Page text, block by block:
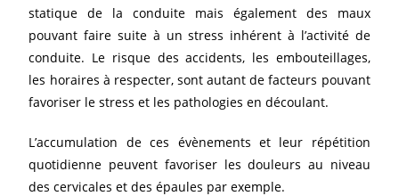
statique de la conduite mais également des maux
pouvant faire suite à un stress inhérent à l’activité de
conduite. Le risque des accidents, les embouteillages,
les horaires à respecter, sont autant de facteurs pouvant
favoriser le stress et les pathologies en découlant.
L’accumulation de ces évènements et leur répétition
quotidienne peuvent favoriser les douleurs au niveau
des cervicales et des épaules par exemple.